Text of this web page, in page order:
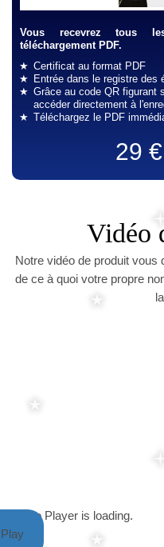
Vous recevrez tous
téléchargement PDF.
Certificat au format PDF
Entrée dans le registre des
Grâce au code QR figurant
accéder directement à
Téléchargez le PDF
29 €
Vidéo
Notre vidéo de produit vous
de ce à quoi votre propre
Video Player is loading.
Play